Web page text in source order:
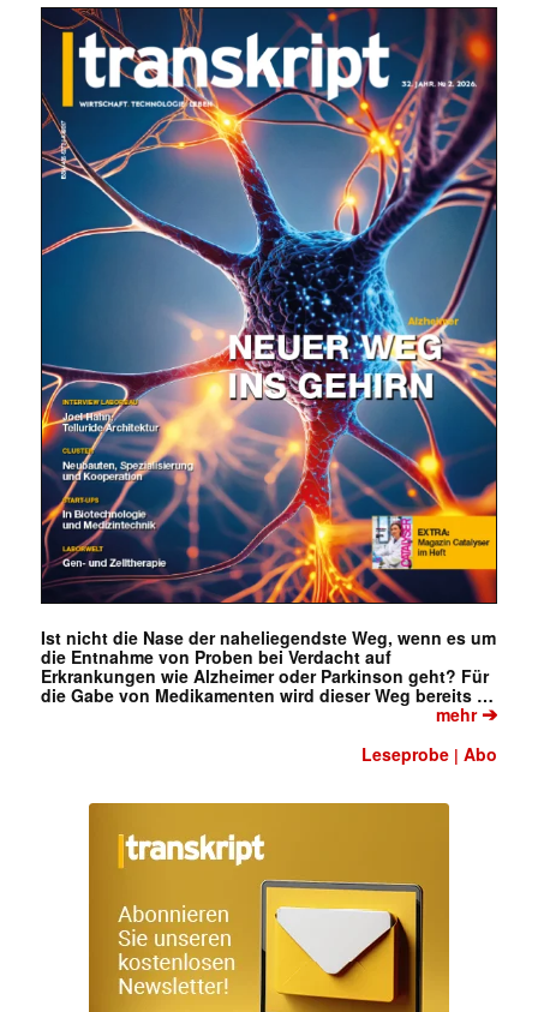
Ist nicht die Nase der naheliegendste Weg, wenn es um
die Entnahme von Proben bei Verdacht auf
Erkrankungen wie Alzheimer oder Parkinson geht? Für
die Gabe von Medikamenten wird dieser Weg bereits …
mehr➔
Leseprobe |Abo